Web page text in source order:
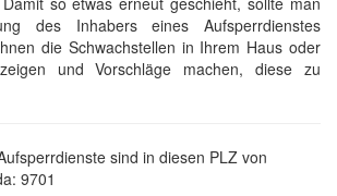
des Inhabers eines Aufsperrdienstes
die Schwachstellen in Ihrem Haus oder
und Vorschläge machen, diese zu
sind in diesen PLZ von
9701